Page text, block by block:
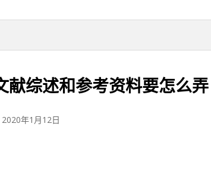
献综述和参考资料要怎么弄
2020年1月12日